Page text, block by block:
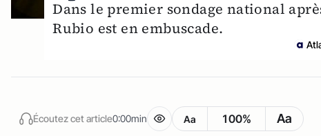
Dans le premier sondage national
Rubio est en embuscade.
Écoutez cet article0:00min Aa 100% Aa